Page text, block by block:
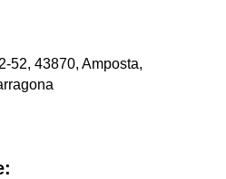
52, 43870, Amposta,